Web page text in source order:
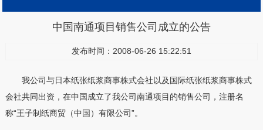
中国南通项目销售公司成立的公告
发布时间：2008-06-26 15:22:51
我公司与日本纸张纸浆商事株式会社以及国际纸张纸浆商事株式
会社共同出资，在中国成立了我公司南通项目的销售公司，注册名
称“王子制纸商贸（中国）有限公司”。